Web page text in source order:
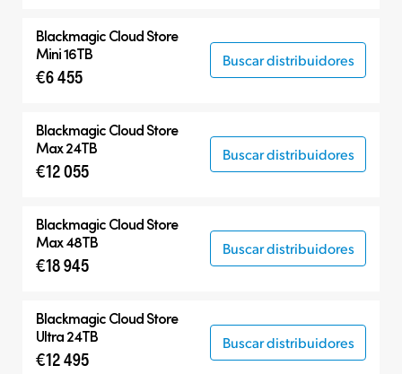
Blackmagic Cloud Store
Mini 16TB
€6 455
Buscar distribuidores
Blackmagic Cloud Store
Max 24TB
€12 055
Buscar distribuidores
Blackmagic Cloud Store
Max 48TB
€18 945
Buscar distribuidores
Blackmagic Cloud Store
Ultra 24TB
€12 495
Buscar distribuidores